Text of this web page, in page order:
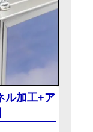
ル加工+ア